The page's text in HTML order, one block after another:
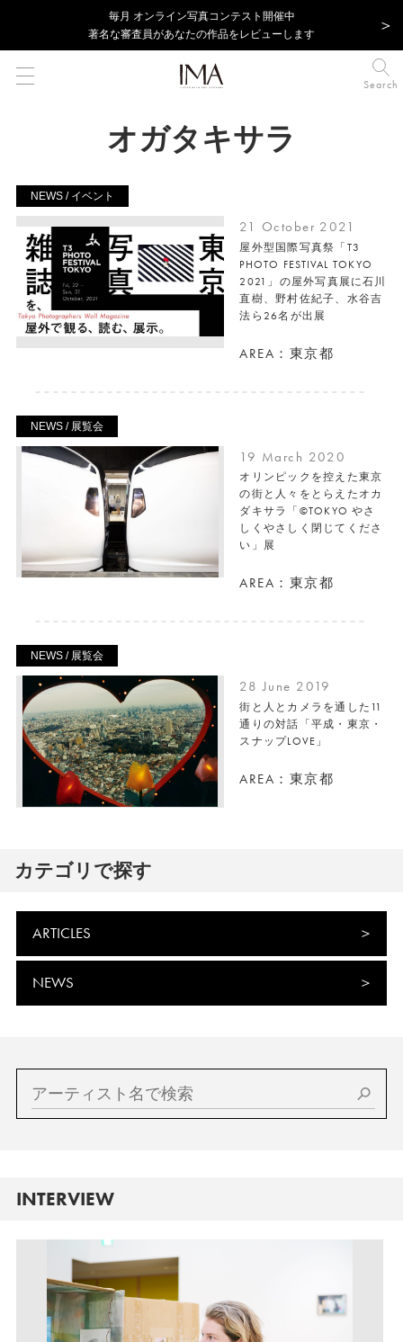
毎⽉ オンライン写真コンテスト開催中
著名な審査員があなたの作品をレビューします
Search
オガタキサラ
NEWS / イベント
21 October 2021
屋外型国際写真祭「T3
PHOTO FESTIVAL TOKYO
2021」の屋外写真展に石川
直樹、野村佐紀子、水谷吉
法ら26名が出展
AREA：東京都
NEWS / 展覧会
19 March 2020
オリンピックを控えた東京
の街と人々をとらえたオカ
ダキサラ「©TOKYO やさ
しくやさしく閉じてくださ
い」展
AREA：東京都
NEWS / 展覧会
28 June 2019
街と人とカメラを通した11
通りの対話「平成・東京・
スナップLOVE」
AREA：東京都
カテゴリで探す
ARTICLES
NEWS
INTERVIEW